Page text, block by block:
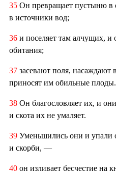
35 Он превращает пустыню
в источники вод;
36 и поселяет там алчущих, и
обитания;
37 засевают поля, насаждают
приносят им обильные плоды.
38 Он благословляет их, и
и скота их не умаляет.
39 Уменьшились они и упали
и скорби, —
40 он изливает бесчестие на